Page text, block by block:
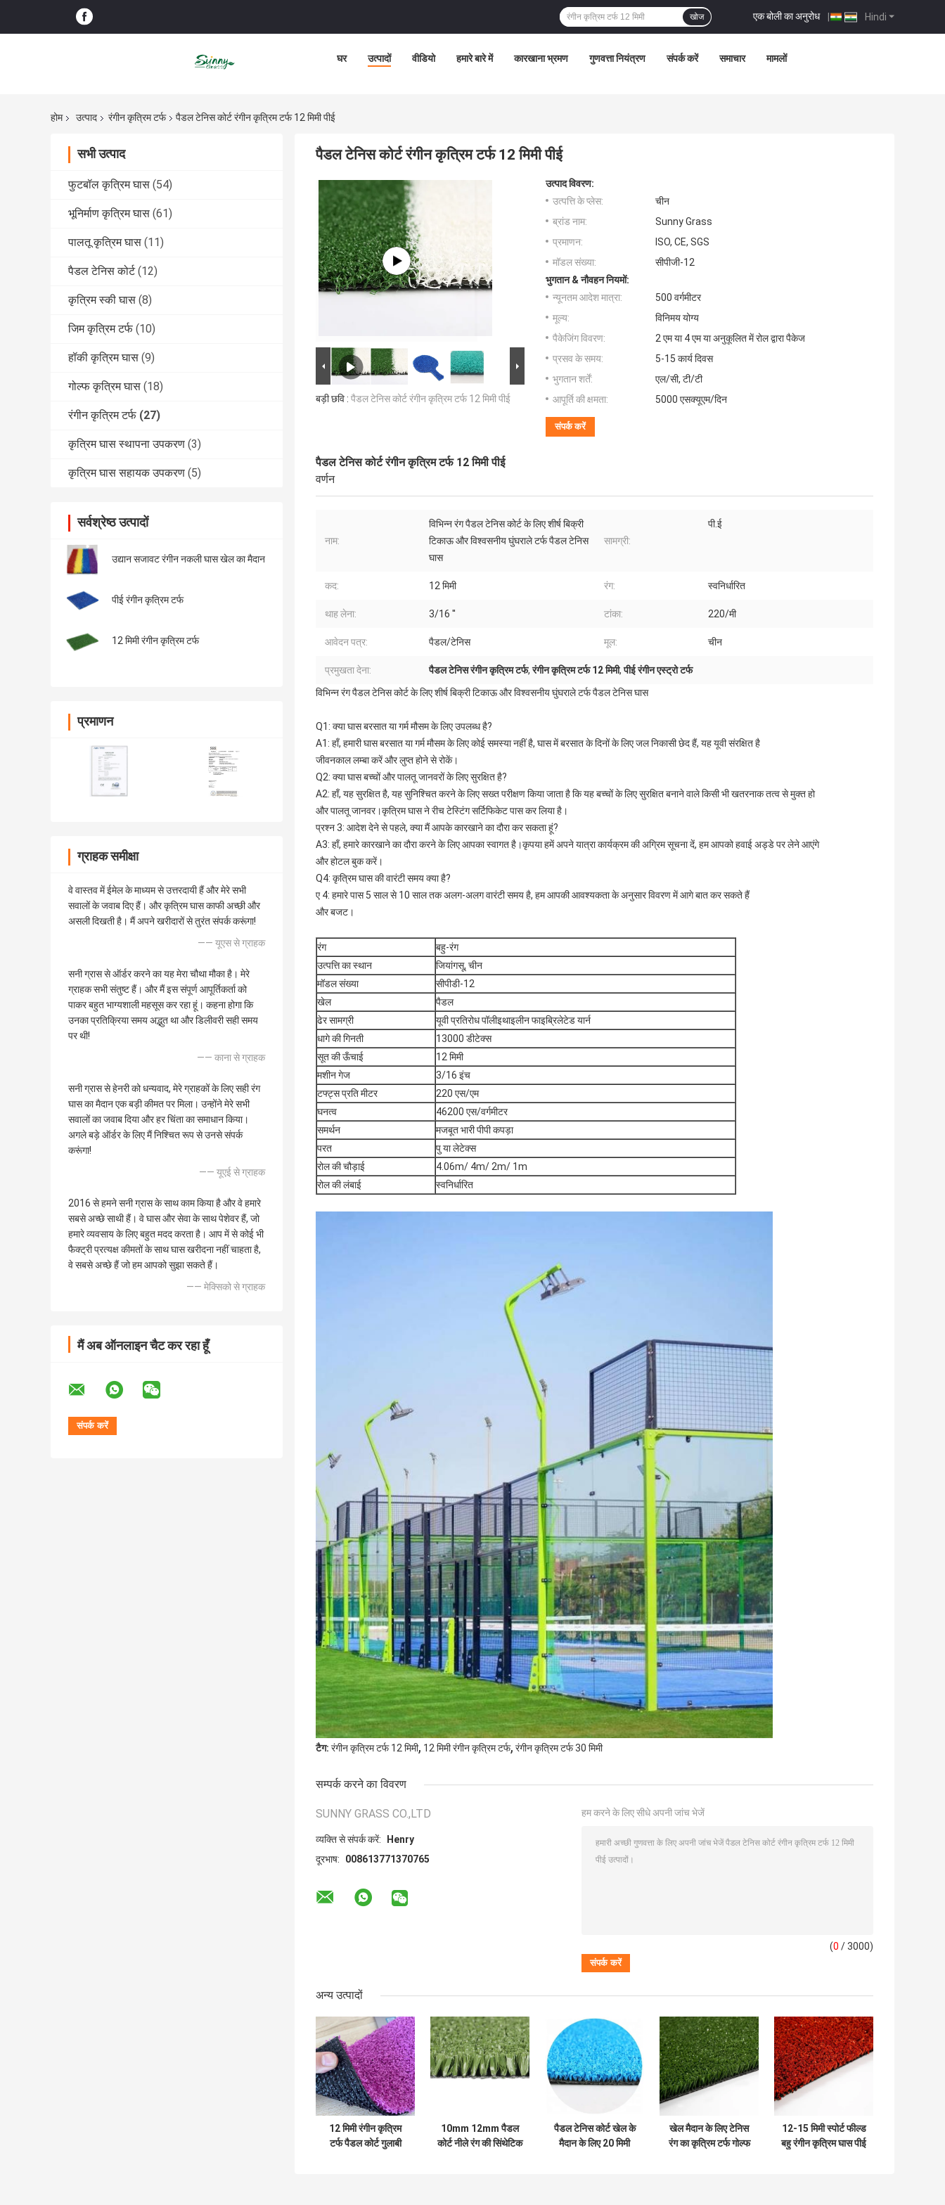
Hindi
एक बोली का अनुरोध |
खोज
घर उत्पादों वीडियो हमारे बारे में कारखाना भ्रमण गुणवत्ता नियंत्रण संपर्क करें समाचार मामलों
होम उत्पाद रंगीन कृत्रिम टर्फ पैडल टेनिस कोर्ट रंगीन कृत्रिम टर्फ 12 मिमी पीई
सभी उत्पाद
फुटबॉल कृत्रिम घास (54)
भूनिर्माण कृत्रिम घास (61)
पालतू कृत्रिम घास (11)
पैडल टेनिस कोर्ट (12)
कृत्रिम स्की घास (8)
जिम कृत्रिम टर्फ (10)
हॉकी कृत्रिम घास (9)
गोल्फ कृत्रिम घास (18)
रंगीन कृत्रिम टर्फ (27)
कृत्रिम घास स्थापना उपकरण (3)
कृत्रिम घास सहायक उपकरण (5)
सर्वश्रेष्ठ उत्पादों
उद्यान सजावट रंगीन नकली घास खेल का मैदान
पीई रंगीन कृत्रिम टर्फ
12 मिमी रंगीन कृत्रिम टर्फ
प्रमाणन
ग्राहक समीक्षा
वे वास्तव में ईमेल के माध्यम से उत्तरदायी हैं और मेरे सभी
सवालों के जवाब दिए हैं। और कृत्रिम घास काफी अच्छी और
असली दिखती है। मैं अपने खरीदारों से तुरंत संपर्क करूंगा!
—— यूएस से ग्राहक
सनी ग्रास से ऑर्डर करने का यह मेरा चौथा मौका है। मेरे
ग्राहक सभी संतुष्ट हैं। और मैं इस संपूर्ण आपूर्तिकर्ता को
पाकर बहुत भाग्यशाली महसूस कर रहा हूं। कहना होगा कि
उनका प्रतिक्रिया समय अद्भुत था और डिलीवरी सही समय
पर थी!
—— काना से ग्राहक
सनी ग्रास से हेनरी को धन्यवाद, मेरे ग्राहकों के लिए सही रंग
घास का मैदान एक बड़ी कीमत पर मिला। उन्होंने मेरे सभी
सवालों का जवाब दिया और हर चिंता का समाधान किया।
अगले बड़े ऑर्डर के लिए मैं निश्चित रूप से उनसे संपर्क
करूंगा!
—— यूएई से ग्राहक
2016 से हमने सनी ग्रास के साथ काम किया है और वे हमारे
सबसे अच्छे साथी हैं। वे घास और सेवा के साथ पेशेवर हैं, जो
हमारे व्यवसाय के लिए बहुत मदद करता है। आप में से कोई भी
फैक्ट्री प्रत्यक्ष कीमतों के साथ घास खरीदना नहीं चाहता है,
वे सबसे अच्छे हैं जो हम आपको सुझा सकते हैं।
—— मेक्सिको से ग्राहक
मैं अब ऑनलाइन चैट कर रहा हूँ
पैडल टेनिस कोर्ट रंगीन कृत्रिम टर्फ 12 मिमी पीई
बड़ी छवि : पैडल टेनिस कोर्ट रंगीन कृत्रिम टर्फ 12 मिमी पीई
उत्पाद विवरण:
उत्पत्ति के प्लेस:
चीन
ब्रांड नाम:
Sunny Grass
प्रमाणन:
ISO, CE, SGS
मॉडल संख्या:
सीपीजी-12
भुगतान & नौवहन नियमों:
न्यूनतम आदेश मात्रा:
500 वर्गमीटर
मूल्य:
विनिमय योग्य
पैकेजिंग विवरण:
2 एम या 4 एम या अनुकूलित में रोल द्वारा पैकेज
प्रसव के समय:
5-15 कार्य दिवस
भुगतान शर्तें:
एल/सी, टी/टी
आपूर्ति की क्षमता:
5000 एसक्यूएम/दिन
संपर्क करें
पैडल टेनिस कोर्ट रंगीन कृत्रिम टर्फ 12 मिमी पीई
वर्णन
नाम:
विभिन्न रंग पैडल टेनिस कोर्ट के लिए शीर्ष बिक्री
टिकाऊ और विश्वसनीय घुंघराले टर्फ पैडल टेनिस
घास
सामग्री:
पी.ई
कद: 12 मिमी रंग: स्वनिर्धारित
थाह लेना: 3/16 '' टांका: 220/मी
आवेदन पत्र: पैडल/टेनिस मूल: चीन
प्रमुखता देना: पैडल टेनिस रंगीन कृत्रिम टर्फ,रंगीन कृत्रिम टर्फ 12 मिमी,पीई रंगीन एस्ट्रो टर्फ
विभिन्न रंग पैडल टेनिस कोर्ट के लिए शीर्ष बिक्री टिकाऊ और विश्वसनीय घुंघराले टर्फ पैडल टेनिस घास
Q1: क्या घास बरसात या गर्म मौसम के लिए उपलब्ध है?
A1: हाँ, हमारी घास बरसात या गर्म मौसम के लिए कोई समस्या नहीं है, घास में बरसात के दिनों के लिए जल निकासी छेद हैं, यह यूवी संरक्षित है
जीवनकाल लम्बा करें और लुप्त होने से रोकें।
Q2: क्या घास बच्चों और पालतू जानवरों के लिए सुरक्षित है?
A2: हाँ, यह सुरक्षित है, यह सुनिश्चित करने के लिए सख्त परीक्षण किया जाता है कि यह बच्चों के लिए सुरक्षित बनाने वाले किसी भी खतरनाक तत्व से मुक्त हो
और पालतू जानवर।कृत्रिम घास ने रीच टेस्टिंग सर्टिफिकेट पास कर लिया है।
प्रश्न 3: आदेश देने से पहले, क्या मैं आपके कारखाने का दौरा कर सकता हूं?
A3: हाँ, हमारे कारखाने का दौरा करने के लिए आपका स्वागत है।कृपया हमें अपने यात्रा कार्यक्रम की अग्रिम सूचना दें, हम आपको हवाई अड्डे पर लेने आएंगे
और होटल बुक करें।
Q4: कृत्रिम घास की वारंटी समय क्या है?
ए 4: हमारे पास 5 साल से 10 साल तक अलग-अलग वारंटी समय है, हम आपकी आवश्यकता के अनुसार विवरण में आगे बात कर सकते हैं
और बजट।
रंग
बहु-रंग
उत्पत्ति का स्थान
जियांगसू, चीन
मॉडल संख्या
सीपीडी-12
खेल
पैडल
ढेर सामग्री
यूवी प्रतिरोध पॉलीइथाइलीन फाइब्रिलेटेड यार्न
धागे की गिनती
13000 डीटेक्स
सूत की ऊँचाई
12 मिमी
मशीन गेज
3/16 इंच
टफ्ट्स प्रति मीटर
220 एस/एम
घनत्व
46200 एस/वर्गमीटर
समर्थन
मजबूत भारी पीपी कपड़ा
परत
पु या लेटेक्स
रोल की चौड़ाई
4.06m/ 4m/ 2m/ 1m
रोल की लंबाई
स्वनिर्धारित
टैग: रंगीन कृत्रिम टर्फ 12 मिमी, 12 मिमी रंगीन कृत्रिम टर्फ, रंगीन कृत्रिम टर्फ 30 मिमी
सम्पर्क करने का विवरण
SUNNY GRASS CO.,LTD
व्यक्ति से संपर्क करें:
Henry
दूरभाष:
008613771370765
हम करने के लिए सीधे अपनी जांच भेजें
(0 / 3000)
अन्य उत्पादों
12 मिमी रंगीन कृत्रिम
टर्फ पैडल कोर्ट गुलाबी
10mm 12mm पैडल
कोर्ट नीले रंग की सिंथेटिक
पैडल टेनिस कोर्ट खेल के
मैदान के लिए 20 मिमी
खेल मैदान के लिए टेनिस
रंग का कृत्रिम टर्फ गोल्फ
12-15 मिमी स्पोर्ट फील्ड
बहु रंगीन कृत्रिम घास पीई